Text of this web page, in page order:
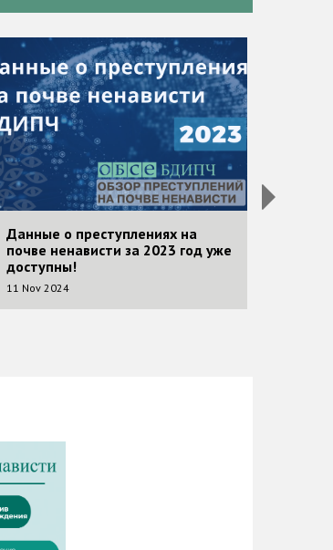
Image
Данные о преступлениях на
почве ненависти за 2023 год уже
доступны!
11 Nov 2024